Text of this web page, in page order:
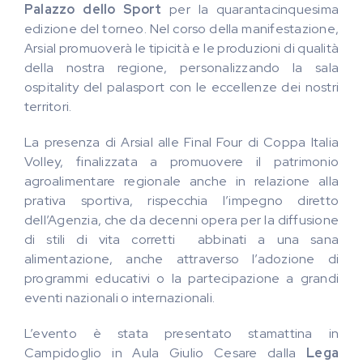
Palazzo dello Sport per la quarantacinquesima
edizione del torneo. Nel corso della manifestazione,
Arsial promuoverà le tipicità e le produzioni di qualità
della nostra regione, personalizzando la sala
ospitality del palasport con le eccellenze dei nostri
territori.
La presenza di Arsial alle Final Four di Coppa Italia
Volley, finalizzata a promuovere il patrimonio
agroalimentare regionale anche in relazione alla
prativa sportiva, rispecchia l’impegno diretto
dell’Agenzia, che da decenni opera per la diffusione
di stili di vita corretti abbinati a una sana
alimentazione, anche attraverso l’adozione di
programmi educativi o la partecipazione a grandi
eventi nazionali o internazionali.
L’evento è stata presentato stamattina in
Campidoglio in Aula Giulio Cesare dalla Lega